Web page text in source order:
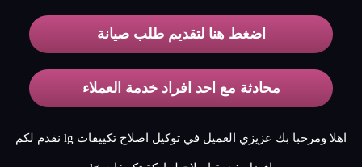
اضغط هنا لتقديم طلب صيانة
محادثة مع احد افراد خدمة العملاء
اهلا ومرحبا بك عزيزي العميل في توكيل اصلاح تكييفات lg نقدم لكم